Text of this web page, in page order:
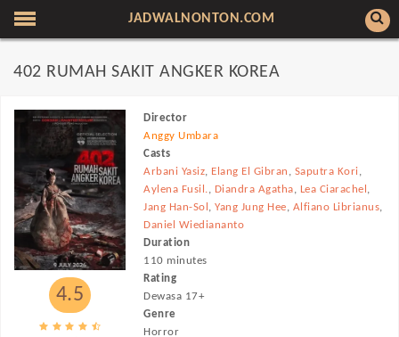
JADWALNONTON.COM
402 RUMAH SAKIT ANGKER KOREA
4.5
Director
Anggy Umbara
Casts
Arbani Yasiz, Elang El Gibran , Saputra Kori,
Aylena Fusil., Diandra Agatha, Lea Ciarachel ,
Jang Han-Sol ,Yang Jung Hee, Alfiano Librianus,
Daniel Wiediananto
Duration
110 minutes
Rating
Dewasa 17+
Genre
Horror